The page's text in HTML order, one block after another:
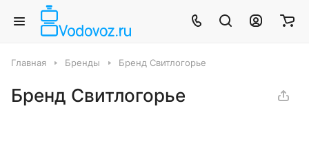
Главная Бренды Бренд Свитлогорье
Бренд Свитлогорье